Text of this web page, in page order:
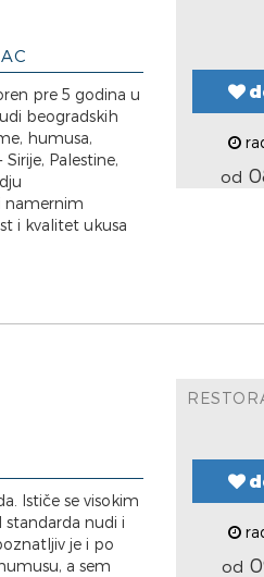
pre 5 godina u
beogradskih
humusa,
Palestine,
namernim
i kvalitet ukusa
od
Ističe se visokim
nudi i
je i po
a sem
od